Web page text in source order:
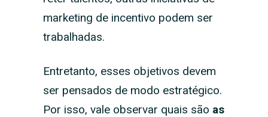
marketing de incentivo podem ser
trabalhadas.
Entretanto, esses objetivos devem
ser pensados de modo estratégico.
Por isso, vale observar quais são as